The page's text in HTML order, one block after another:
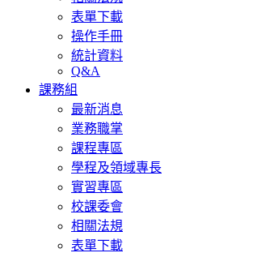
表單下載
操作手冊
統計資料
Q&A
課務組
最新消息
業務職掌
課程專區
學程及領域專長
實習專區
校課委會
相關法規
表單下載